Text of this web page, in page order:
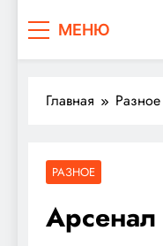
ремонт или
МЕНЮ
Главная Разное
РАЗНОЕ
Арсенал